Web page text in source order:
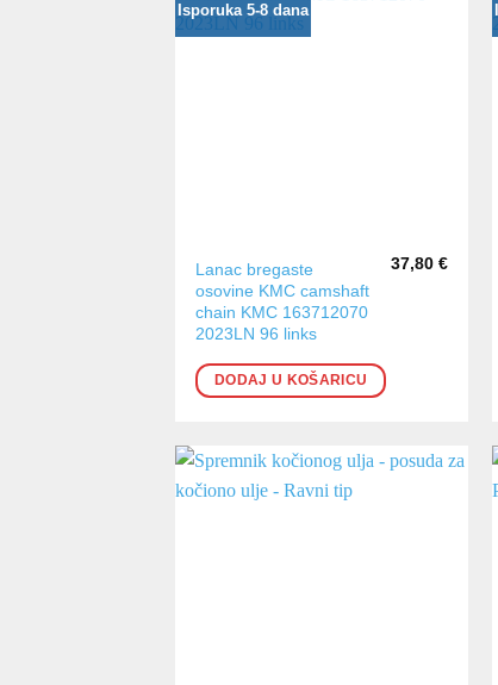
Isporuka 5-8 dana
Lanac bregaste
osovine KMC camshaft
chain KMC 163712070
2023LN 96 links
37,80€
DODAJ U KOŠARICU